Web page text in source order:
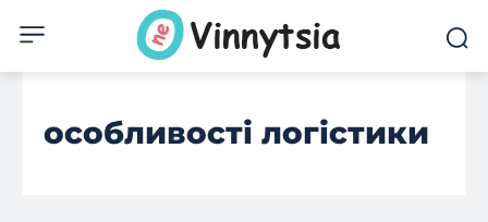
особливості логістики